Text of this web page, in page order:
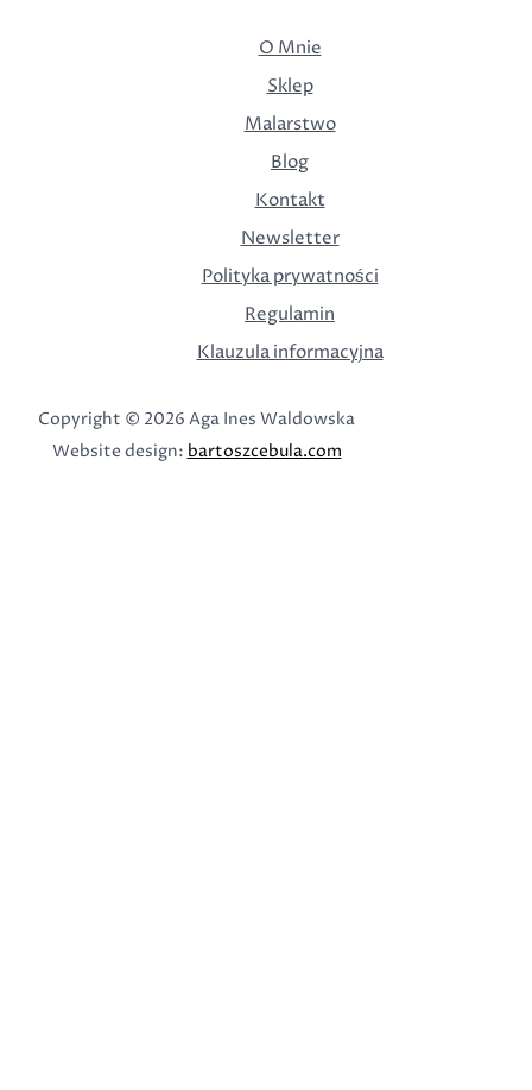
O Mnie
Sklep
Malarstwo
Blog
Kontakt
Newsletter
Polityka prywatności
Regulamin
Klauzula informacyjna
Copyright © 2026 Aga Ines Waldowska
Website design: bartoszcebula.com